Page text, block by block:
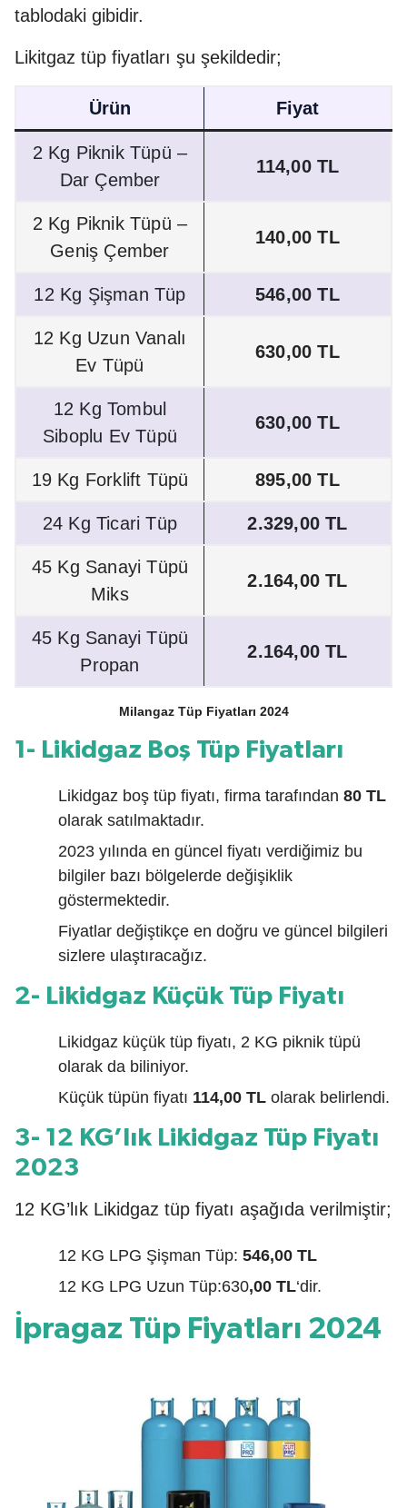
tablodaki gibidir.
Likitgaz tüp fiyatları şu şekildedir;
Ürün Fiyat
2 Kg Piknik Tüpü –
Dar Çember
114,00 TL
2 Kg Piknik Tüpü –
Geniş Çember
140,00 TL
12 Kg Şişman Tüp 546,00 TL
12 Kg Uzun Vanalı
Ev Tüpü
630,00 TL
12 Kg Tombul
Siboplu Ev Tüpü
630,00 TL
19 Kg Forklift Tüpü 895,00 TL
24 Kg Ticari Tüp 2.329,00 TL
45 Kg Sanayi Tüpü
Miks
2.164,00 TL
45 Kg Sanayi Tüpü
Propan
2.164,00 TL
Milangaz Tüp Fiyatları 2024
1- Likidgaz Boş Tüp Fiyatları
Likidgaz boş tüp fiyatı, firma tarafından 80 TL
olarak satılmaktadır.
2023 yılında en güncel fiyatı verdiğimiz bu
bilgiler bazı bölgelerde değişiklik
göstermektedir.
Fiyatlar değiştikçe en doğru ve güncel bilgileri
sizlere ulaştıracağız.
2- Likidgaz Küçük Tüp Fiyatı
Likidgaz küçük tüp fiyatı, 2 KG piknik tüpü
olarak da biliniyor.
Küçük tüpün fiyatı 114,00 TL olarak belirlendi.
3- 12 KG’lık Likidgaz Tüp Fiyatı
2023
12 KG’lık Likidgaz tüp fiyatı aşağıda verilmiştir;
12 KG LPG Şişman Tüp: 546,00 TL
12 KG LPG Uzun Tüp:630,00 TL‘dir.
İpragaz Tüp Fiyatları 2024